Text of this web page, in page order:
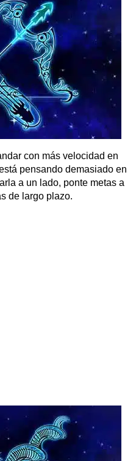
con más velocidad en
pensando demasiado en
a un lado, ponte metas a
de largo plazo.